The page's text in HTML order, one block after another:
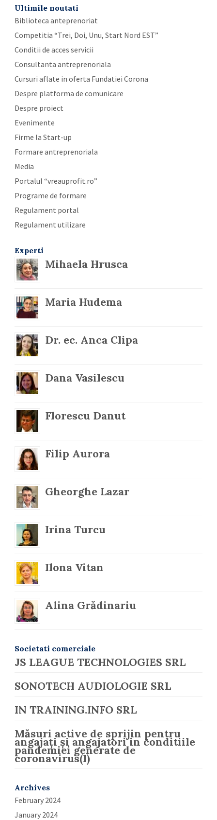
Ultimile noutati
Biblioteca anteprenoriat
Competitia “Trei, Doi, Unu, Start Nord EST”
Conditii de acces servicii
Consultanta antreprenoriala
Cursuri aflate in oferta Fundatiei Corona
Despre platforma de comunicare
Despre proiect
Evenimente
Firme la Start-up
Formare antreprenoriala
Media
Portalul “vreauprofit.ro”
Programe de formare
Regulament portal
Regulament utilizare
Experti
Mihaela Hrusca
Maria Hudema
Dr. ec. Anca Clipa
Dana Vasilescu
Florescu Danut
Filip Aurora
Gheorghe Lazar
Irina Turcu
Ilona Vitan
Alina Grădinariu
Societati comerciale
JS LEAGUE TECHNOLOGIES SRL
SONOTECH AUDIOLOGIE SRL
IN TRAINING.INFO SRL
Măsuri active de sprijin pentru
angajați și angajatori in conditiile
pandemiei generate de
coronavirus(I)
Archives
February 2024
January 2024